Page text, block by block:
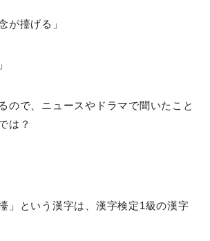
が擡げる」
ので、ニュースやドラマで聞いたこと
は？
」という漢字は、漢字検定1級の漢字